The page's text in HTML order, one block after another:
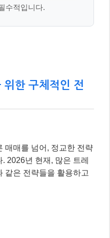
수적입니다.
위한 구체적인 전
매매를 넘어, 정교한 전략
2026년 현재, 많은 트레
같은 전략들을 활용하고